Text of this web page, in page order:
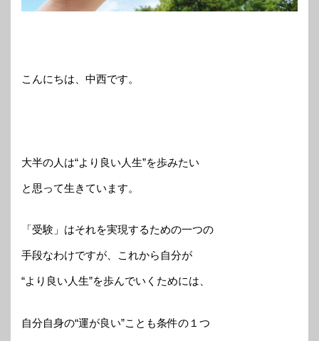
こんにちは、中西です。
大半の人は“より良い人生”を歩みたい
と思って生きています。
「受験」はそれを実現するための一つの
手段なわけですが、これから自分が
“より良い人生”を歩んでいくためには、
自分自身の“運が良い”ことも条件の１つ